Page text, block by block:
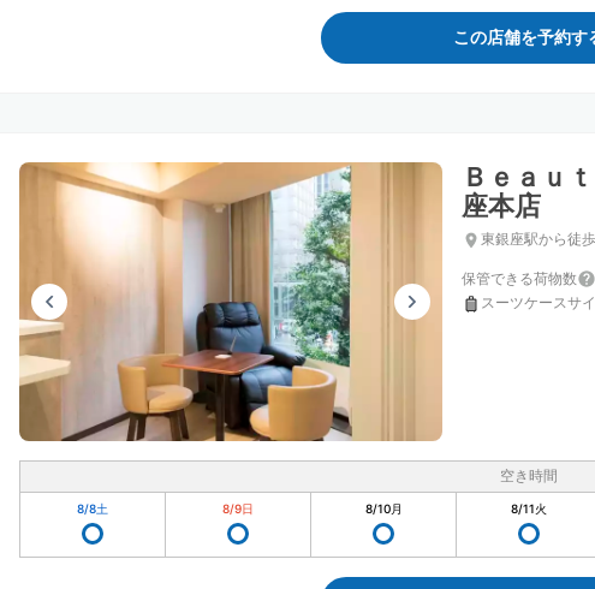
この店舗を予約す
Ｂｅａｕ
座本店
東銀座駅から徒
保管できる荷物数
スーツケースサ
空き時間
8/8土 8/9日 8/10月 8/11火